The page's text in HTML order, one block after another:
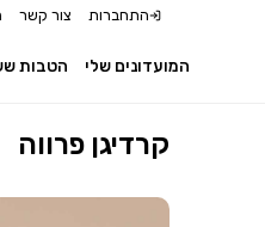
התחברות צור קשר
הטבות המועדונים שלי
קרדיגן פרווה